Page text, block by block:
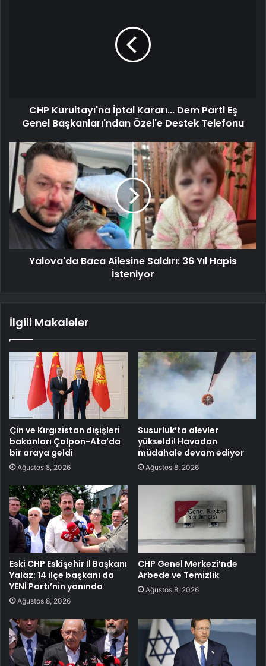
CHP Kurultayı'na İptal Kararı... Dem Parti Eş
Genel Başkanları'ndan Özel'e Destek Telefonu
Yalova'da Baca Ailesine Saldırı: 36 Yıl Hapis
İsteniyor
İlgili Makaleler
Çin ve Kırgızistan dışişleri
bakanları Çolpon-Ata’da
bir araya geldi
Ağustos 8, 2026
Susurluk’ta alevler
yükseldi! Havadan
müdahale devam ediyor
Ağustos 8, 2026
Eski CHP Eskişehir İl Başkanı
Yalaz: 14 ilçe başkanı da
YENİ Parti’nin yanında
Ağustos 8, 2026
CHP Genel Merkezi’nde
Arbede ve Temizlik
Ağustos 8, 2026